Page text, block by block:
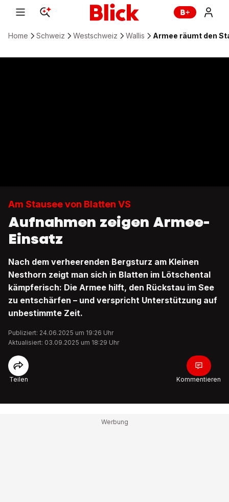
Home Schweiz Westschweiz Wallis Armee räumt den
Am Stausee von Blatten VS
Aufnahmen zeigen Armee-
Einsatz
Nach dem verheerenden Bergsturz am Kleinen
Nesthorn zeigt man sich in Blatten im Lötschental
kämpferisch: Die Armee hilft, den Rückstau im See
zu entschärfen – und verspricht Unterstützung auf
unbestimmte Zeit.
Publiziert: 24.06.2025 um 19:26 Uhr
Aktualisiert: 03.09.2025 um 18:29 Uhr
Teilen Kommentieren